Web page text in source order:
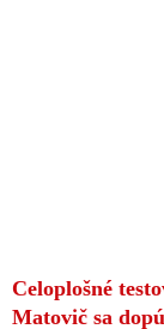
Celoplošné
Matovič sa